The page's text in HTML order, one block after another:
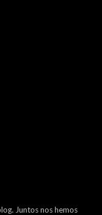
Juntos nos hemos